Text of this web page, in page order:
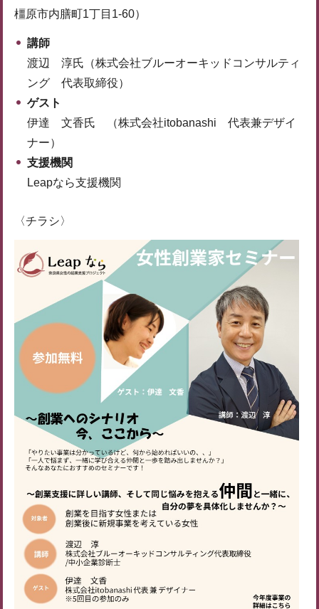
橿原市内膳町1丁目1-60）
講師
渡辺 淳氏（株式会社ブルーオーキッドコンサルティ
ング 代表取締役）
ゲスト
伊達 文香氏 （株式会社itobanashi 代表兼デザイ
ナー）
支援機関
Leapなら支援機関
〈チラシ〉